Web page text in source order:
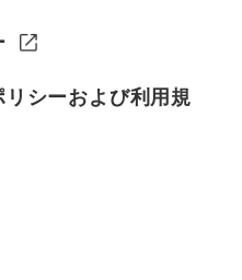
シーおよび利用規